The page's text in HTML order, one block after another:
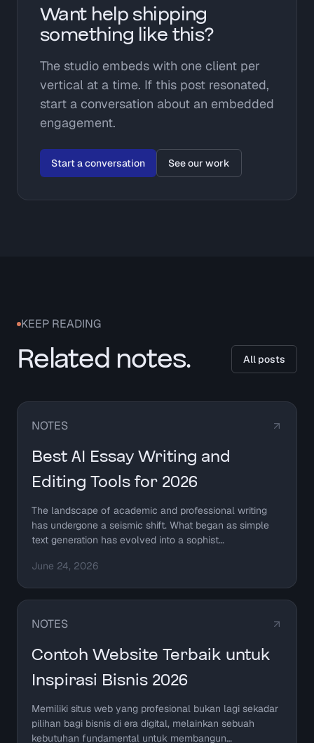
Want help shipping
something like this?
The studio embeds with one client per
vertical at a time. If this post resonated,
start a conversation about an embedded
engagement.
Start a conversation See our work
KEEP READING
Related notes. All posts
NOTES
Best AI Essay Writing and
Editing Tools for 2026
The landscape of academic and professional writing
has undergone a seismic shift. What began as simple
text generation has evolved into a sophist…
June 24, 2026
NOTES
Contoh Website Terbaik untuk
Inspirasi Bisnis 2026
Memiliki situs web yang profesional bukan lagi sekadar
pilihan bagi bisnis di era digital, melainkan sebuah
kebutuhan fundamental untuk membangun…